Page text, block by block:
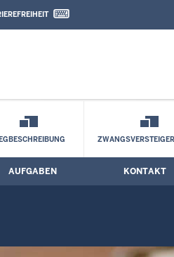
und
AUFGABEN KONTAKT